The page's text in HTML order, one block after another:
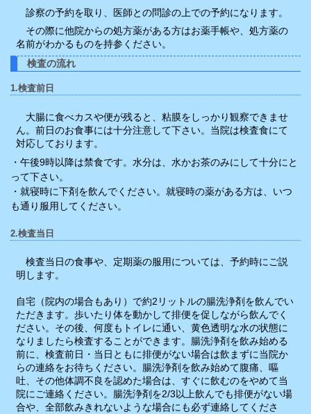
診察の予約を取り、医師との問診の上での予約になります。
その際に他院からの処方薬がある方はお薬手帳や、処方薬の
名前がわかるものを持参ください。
検査の流れ
1.検査前日
大腸に食べカスや便が残ると、粘膜をしっかり観察できませ
ん。前日のお食事には十分注意して下さい。当院は検査食にて
対応しております。
・午後9時以降は禁食です。水分は、水かお茶のみにして十分にと
って下さい。
・就寝時に下剤を飲んでください。 就寝時の薬がある方は、いつ
も通り服用してください。
2.検査当日
検査当日の食事や、定期薬の服用については、予約時にご説
明します。
自宅（院内の場合もあり）で約2リットルの腸洗浄剤を飲んでい
ただきます。歩いたり体を動かして排便を促しながら飲んでく
ださい。その後、何度もトイレに通い、黄色透明な水の状態に
なりましたら検査することができます。腸洗浄剤を飲み始める
前に、検査前日・当日ともに排便がない場合は飲まずに当院か
らの連絡をお待ちください。腸洗浄剤を飲み始めて腹痛、嘔
吐、その他体調不良を認めた場合は、すぐに飲むのをやめて当
院にご連絡ください。腸洗浄剤を2/3以上飲んでも排便がない場
合や、全部飲みきれないような場合にも必ず連絡してくださ